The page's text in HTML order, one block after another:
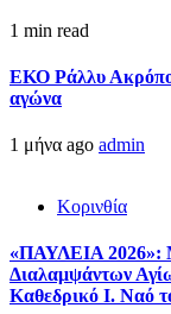
1 min read
ΕΚΟ Ράλλυ
αγώνα
1 μήνα ago admin
Κορινθία
«ΠΑΥΛΕΙΑ 2026»:
Διαλαμψάντων
Καθεδρικό Ι. Ναό